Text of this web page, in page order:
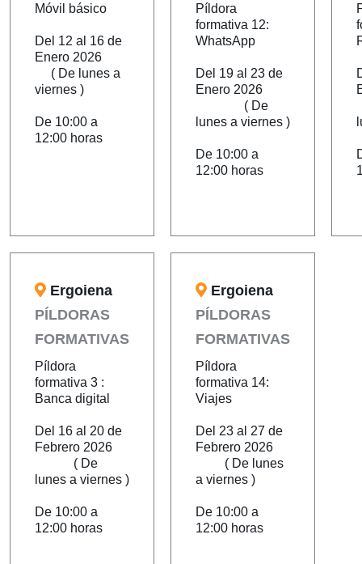
Móvil básico
Del 12 al 16 de
Enero 2026
( De lunes a
viernes )
De 10:00 a
12:00 horas
Píldora
formativa 12:
WhatsApp
Del 19 al 23 de
Enero 2026
( De
lunes a viernes )
De 10:00 a
12:00 horas
Ergoiena
PÍLDORAS
FORMATIVAS
Píldora
formativa 3 :
Banca digital
Del 16 al 20 de
Febrero 2026
( De
lunes a viernes )
De 10:00 a
12:00 horas
Ergoiena
PÍLDORAS
FORMATIVAS
Píldora
formativa 14:
Viajes
Del 23 al 27 de
Febrero 2026
( De lunes
a viernes )
De 10:00 a
12:00 horas